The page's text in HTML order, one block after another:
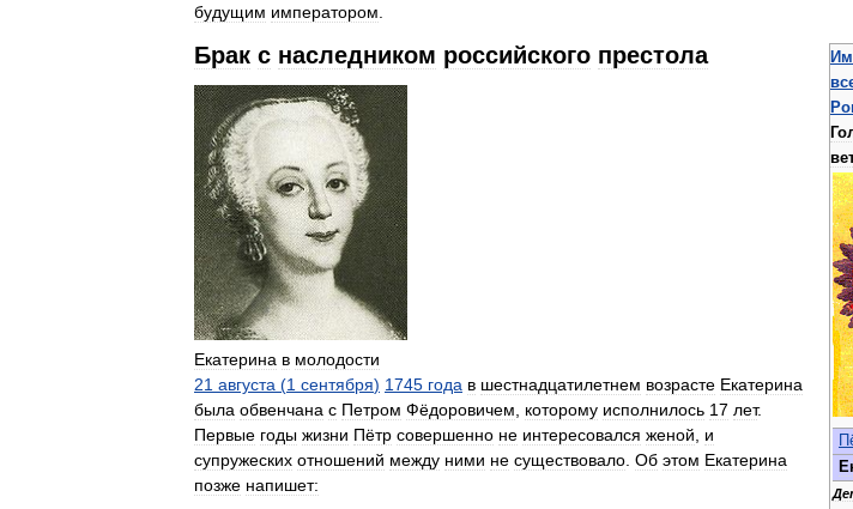
будущим императором
Брак с наследником российского престола
Екатерина в молодости
21 августа (1 сентября) 1745 года в шестнадцатилетнем возрасте Екатерина
была обвенчана с Петром Фёдоровичем которому исполнилось 17 лет.
Первые годы жизни Пётр совершенно не интересовался женой
и
супружеских отношений между ними не существовало Об этом Екатерина
позже напишет: